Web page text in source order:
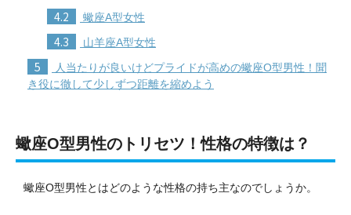
4.2 蠍座A型女性
4.3 山羊座A型女性
5
人当たりが良いけどプライドが高めの蠍座O型男性！聞
き役に徹して少しずつ距離を縮めよう
蠍座O型男性のトリセツ！性格の特徴は？
蠍座O型男性とはどのような性格の持ち主なのでしょうか。